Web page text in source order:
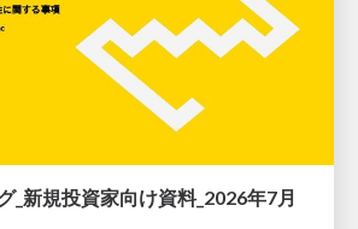
_新規投資家向け資料_2026年7月